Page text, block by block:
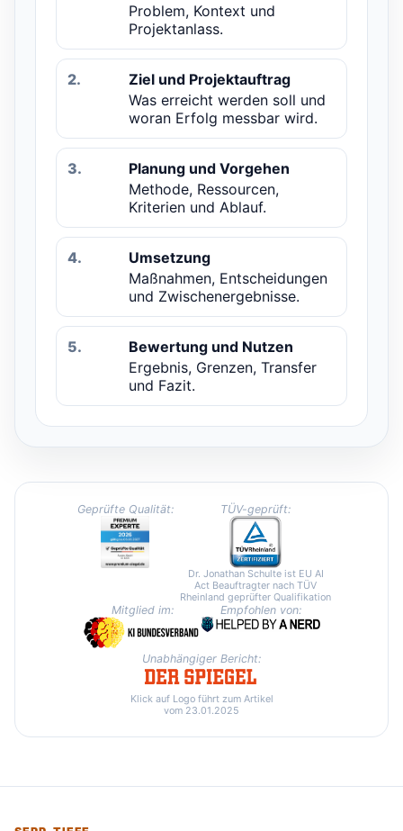
Problem, Kontext und
Projektanlass.
2.
Ziel und Projektauftrag
Was erreicht werden soll und
woran Erfolg messbar wird.
3.
Planung und Vorgehen
Methode, Ressourcen,
Kriterien und Ablauf.
4.
Umsetzung
Maßnahmen, Entscheidungen
und Zwischenergebnisse.
5.
Bewertung und Nutzen
Ergebnis, Grenzen, Transfer
und Fazit.
Geprüfte Qualität: TÜV-geprüft:
Dr. Jonathan Schulte ist EU AI
Act Beauftragter nach TÜV
Rheinland geprüfter Qualifikation
Mitglied im: Empfohlen von:
Unabhängiger Bericht:
Klick auf Logo führt zum Artikel
vom 23.01.2025